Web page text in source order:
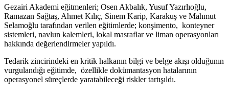
Gezairi Akademi eğitmenleri; Osen Akbalık, Yusuf Yazırlıoğlu,
Ramazan Sağtaş, Ahmet Kılıç, Sinem Karip, Karakuş ve Mahmut
Selamoğlu tarafından verilen eğitimlerde; konşimento, konteyner
sistemleri, navlun kalemleri, lokal masraflar ve liman operasyonları
hakkında değerlendirmeler yapıldı.
Tedarik zincirindeki en kritik halkanın bilgi ve belge akışı olduğunın
vurgulandığı eğitimde, özellikle dokümantasyon hatalarının
operasyonel süreçlerde yaratabileceği riskler tartışıldı.